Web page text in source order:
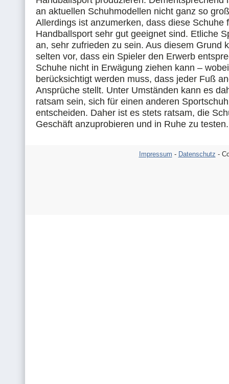
an aktuellen Schuhmodellen nicht ganz so
Allerdings ist anzumerken, dass diese Schuhe
Handballsport sehr gut geeignet sind. Etliche
an, sehr zufrieden zu sein. Aus diesem Grund
selten vor, dass ein Spieler den Erwerb
Schuhe nicht in Erwägung ziehen kann –
berücksichtigt werden muss, dass jeder Fuß
Ansprüche stellt. Unter Umständen kann es
ratsam sein, sich für einen anderen
entscheiden. Daher ist es stets ratsam, die
Geschäft anzuprobieren und in Ruhe zu testen.
Impressum - Datenschutz -